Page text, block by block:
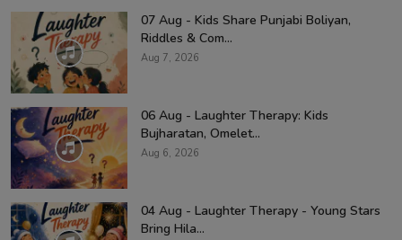
07 Aug - Kids Share Punjabi Boliyan,
Riddles & Com...
Aug 7, 2026
06 Aug - Laughter Therapy: Kids
Bujharatan, Omelet...
Aug 6, 2026
04 Aug - Laughter Therapy - Young Stars
Bring Hila...